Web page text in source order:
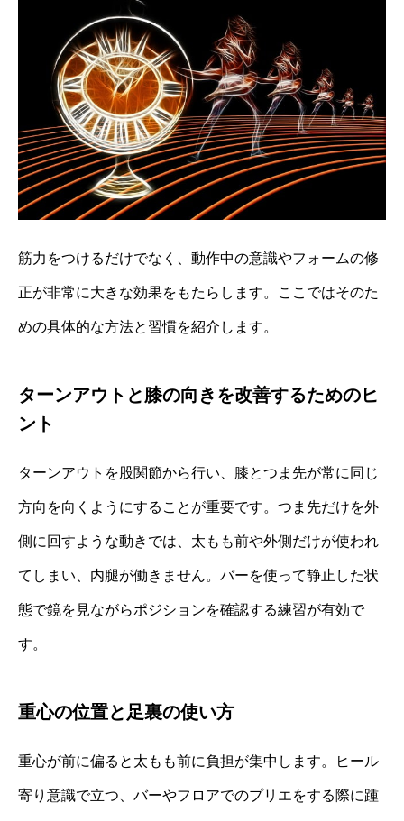
筋力をつけるだけでなく、動作中の意識やフォームの修
正が非常に大きな効果をもたらします。ここではそのた
めの具体的な方法と習慣を紹介します。
ターンアウトと膝の向きを改善するためのヒ
ント
ターンアウトを股関節から行い、膝とつま先が常に同じ
方向を向くようにすることが重要です。つま先だけを外
側に回すような動きでは、太もも前や外側だけが使われ
てしまい、内腿が働きません。バーを使って静止した状
態で鏡を見ながらポジションを確認する練習が有効で
す。
重心の位置と足裏の使い方
重心が前に偏ると太もも前に負担が集中します。ヒール
寄り意識で立つ、バーやフロアでのプリエをする際に踵